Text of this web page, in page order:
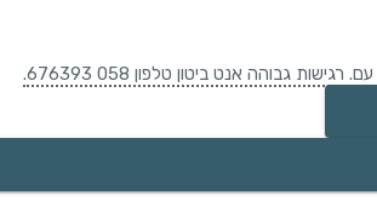
גבוהה אנט ביטון טלפון 058 676393.